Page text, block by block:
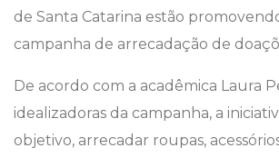
de Santa Catarina estão
campanha de arrecadação de
De acordo com a acadêmica Laura
idealizadoras da campanha, a
objetivo, arrecadar roupas,